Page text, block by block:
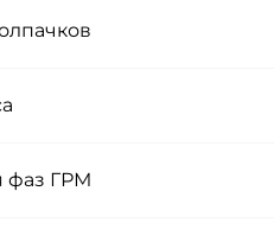
фаз ГРМ